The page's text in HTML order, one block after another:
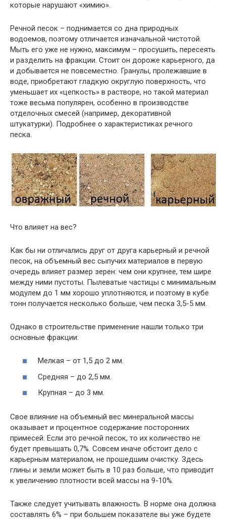
которые нарушают «химию».
Речной песок – поднимается со дна природных
водоемов, поэтому отличается изначальной чистотой.
Мыть его уже не нужно, максимум – просушить, пересеять
и разделить на фракции. Стоит он дороже карьерного, да
и добывается не повсеместно. Гранулы, пролежавшие в
воде, приобретают гладкую округлую поверхность, что
уменьшает их «цепкость» в растворе, но такой материал
тоже весьма популярен, особенно в производстве
отделочных смесей (например, декоративной
штукатурки). Подробнее о характеристиках речного
песка.
Что влияет на вес?
Как бы ни отличались друг от друга карьерный и речной
песок, на объемный вес сыпучих материалов в первую
очередь влияет размер зерен: чем они крупнее, тем шире
между ними пустоты. Пылеватые частицы с минимальным
модулем до 1 мм хорошо уплотняются, и поэтому в кубе
тонн получается несколько больше, чем песка 3,5-5 мм.
Однако в строительстве применение нашли только три
основные фракции:
Мелкая – от 1,5 до 2 мм.
Средняя – до 2,5 мм.
Крупная – до 3 мм.
Свое влияние на объемный вес минеральной массы
оказывает и процентное содержание посторонних
примесей. Если это речной песок, то их количество не
будет превышать 0,7%. Совсем иначе обстоит дело с
карьерным материалом, не прошедшим очистку. Здесь
глины и земли может быть в 10 раз больше, что приводит
к увеличению плотности всей массы на 9-10%.
Также следует учитывать влажность. В норме она должна
составлять 6% – при большем показателе вы уже будете